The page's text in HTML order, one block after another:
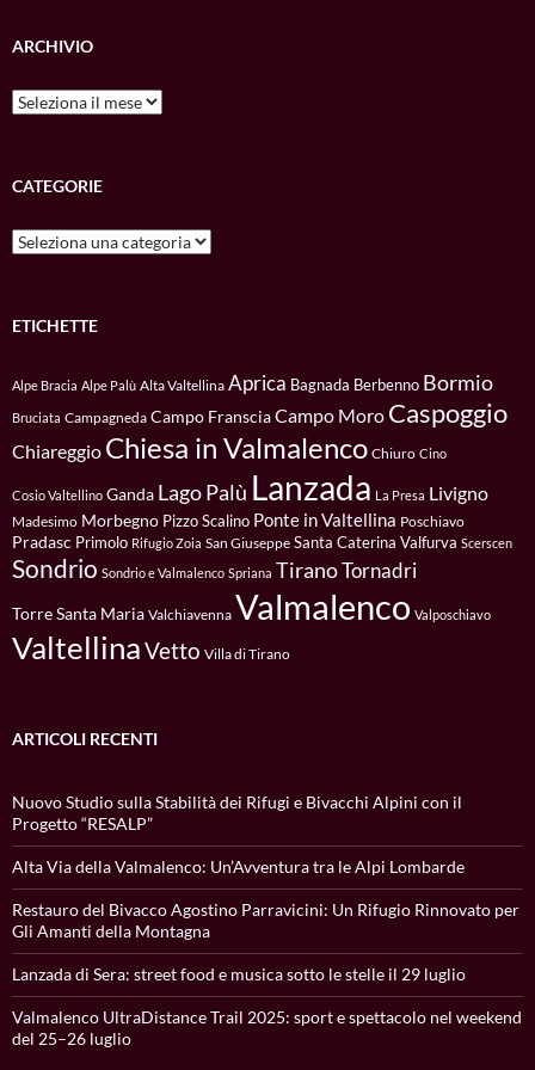
ARCHIVIO
Archivio
CATEGORIE
Categorie
ETICHETTE
Alpe Bracia Alpe Palù Alta Valtellina Aprica Bagnada Berbenno Bormio
Bruciata Campagneda Campo FransciaCampo Moro Caspoggio
Chiareggio Chiesa in Valmalenco Chiuro Cino
Cosio Valtellino Ganda Lago Palù Lanzada La Presa Livigno
Madesimo Morbegno Pizzo Scalino Ponte in Valtellina Poschiavo
Pradasc Primolo Rifugio Zoia San Giuseppe Santa Caterina Valfurva Scerscen
Sondrio Sondrio e Valmalenco Spriana TiranoTornadri
Torre Santa Maria Valchiavenna Valmalenco Valposchiavo
ValtellinaVetto Villa di Tirano
ARTICOLI RECENTI
Nuovo Studio sulla Stabilità dei Rifugi e Bivacchi Alpini con il
Progetto “RESALP”
Alta Via della Valmalenco: Un’Avventura tra le Alpi Lombarde
Restauro del Bivacco Agostino Parravicini: Un Rifugio Rinnovato per
Gli Amanti della Montagna
Lanzada di Sera: street food e musica sotto le stelle il 29 luglio
Valmalenco UltraDistance Trail 2025: sport e spettacolo nel weekend
del 25–26 luglio